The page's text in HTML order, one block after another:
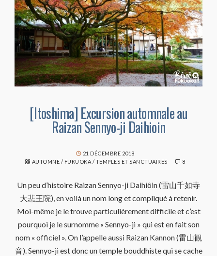
[Itoshima] Excursion automnale au
Raizan Sennyo-ji Daihioin
21 DÉCEMBRE 2018
AUTOMNE / FUKUOKA / TEMPLES ET SANCTUAIRES 8
Un peu d’histoire Raizan Sennyo-ji Daihiôin (雷山千如寺
大悲王院), en voilà un nom long et compliqué à retenir.
Moi-même je le trouve particulièrement difficile et c’est
pourquoi je le surnomme « Sennyo-ji » qui est en fait son
nom « officiel ». On l’appelle aussi Raizan Kannon (雷山観
音). Sennyo-ji est donc un temple bouddhiste qui se cache